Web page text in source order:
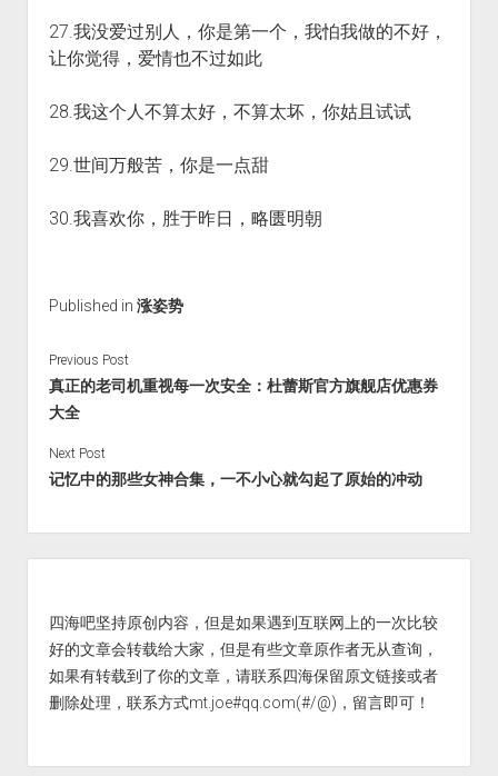
27.我没爱过别人，你是第一个，我怕我做的不好，
让你觉得，爱情也不过如此
28.我这个人不算太好，不算太坏，你姑且试试
29.世间万般苦，你是一点甜
30.我喜欢你，胜于昨日，略匮明朝
Published in 涨姿势
Previous Post
真正的老司机重视每一次安全：杜蕾斯官方旗舰店优惠券
大全
Next Post
记忆中的那些女神合集，一不小心就勾起了原始的冲动
四海吧坚持原创内容，但是如果遇到互联网上的一次比较
好的文章会转载给大家，但是有些文章原作者无从查询，
如果有转载到了你的文章，请联系四海保留原文链接或者
删除处理，联系方式mt.joe#qq.com(#/@)，留言即可！